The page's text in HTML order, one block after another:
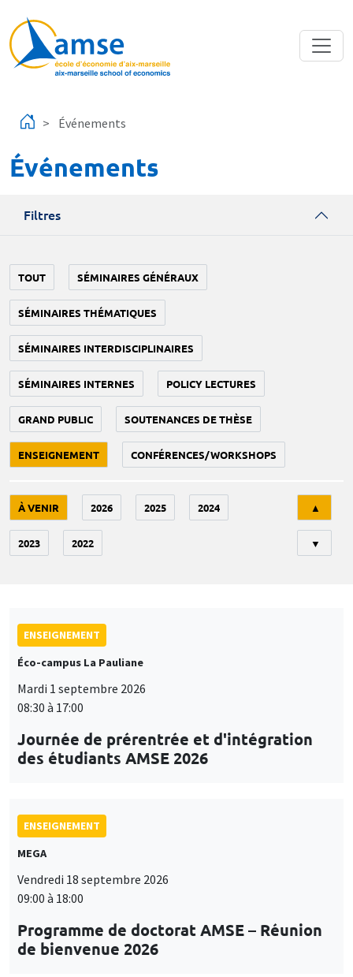
Événements
Événements
Filtres
TOUT SÉMINAIRES GÉNÉRAUX
SÉMINAIRES THÉMATIQUES
SÉMINAIRES INTERDISCIPLINAIRES
SÉMINAIRES INTERNES POLICY LECTURES
GRAND PUBLIC SOUTENANCES DE THÈSE
ENSEIGNEMENT CONFÉRENCES/WORKSHOPS
À VENIR 2026 2025 2024
2023 2022
▲
▼
ENSEIGNEMENT
Éco-campus La Pauliane
Mardi 1 septembre 2026
08:30 à 17:00
Journée de prérentrée et d'intégration
des étudiants AMSE 2026
ENSEIGNEMENT
MEGA
Vendredi 18 septembre 2026
09:00 à 18:00
Programme de doctorat AMSE – Réunion
de bienvenue 2026